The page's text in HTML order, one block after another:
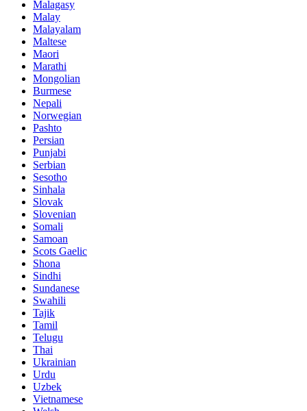
Malagasy
Malay
Malayalam
Maltese
Maori
Marathi
Mongolian
Burmese
Nepali
Norwegian
Pashto
Persian
Punjabi
Serbian
Sesotho
Sinhala
Slovak
Slovenian
Somali
Samoan
Scots Gaelic
Shona
Sindhi
Sundanese
Swahili
Tajik
Tamil
Telugu
Thai
Ukrainian
Urdu
Uzbek
Vietnamese